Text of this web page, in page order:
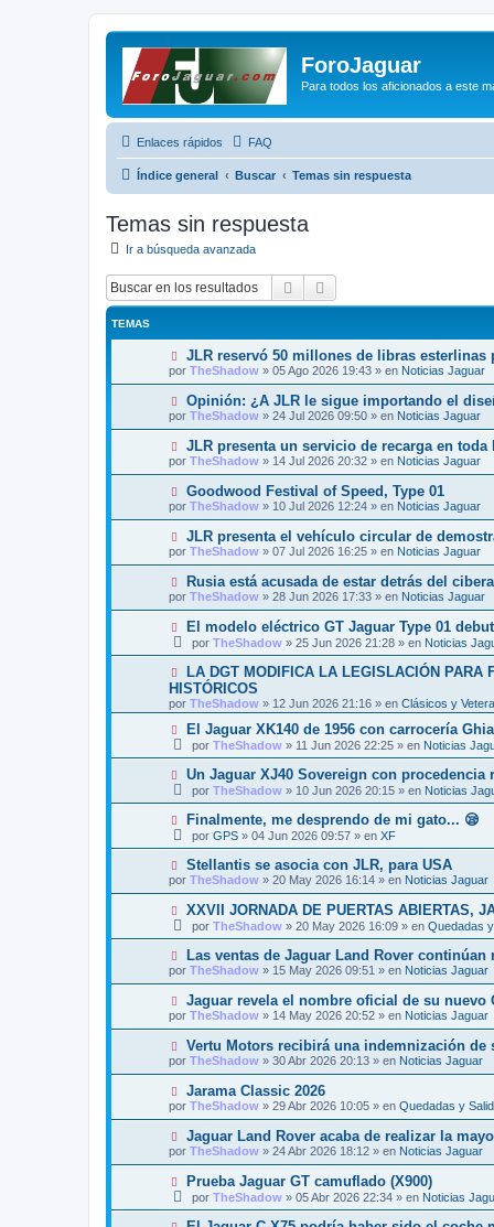
ForoJaguar
Para todos los aficionados a este
Enlaces rápidos FAQ
Índice general Buscar Temas sin respuesta
Temas sin respuesta
Ir a búsqueda avanzada
Buscar
TEMAS
N
u
e
o
m
e
n
s
a
e
JLR reservó 50 millones de libras
por TheShadow » 05 Ago 2026 19:43 » en Noticias Jaguar
N
u
e
o
m
e
n
s
a
e
Opinión: ¿A JLR le sigue importando el
por TheShadow » 24 Jul 2026 09:50 » en Noticias Jaguar
N
u
e
o
m
e
n
s
a
e
JLR presenta un servicio de recarga en toda
por TheShadow » 14 Jul 2026 20:32 » en Noticias Jaguar
N
u
e
o
m
e
s
a
e
Goodwood Festival of Speed, Type 01
por TheShadow » 10 Jul 2026 12:24 » en Noticias Jaguar
N
u
e
v
o
m
e
a
e
JLR presenta el vehículo circular de
por TheShadow » 07 Jul 2026 16:25 » en Noticias Jaguar
N
u
e
v
o
e
s
a
j
e
Rusia está acusada de estar detrás del
por TheShadow » 28 Jun 2026 17:33 » en Noticias Jaguar
N
v
o
m
e
n
j
e
El modelo eléctrico GT Jaguar Type 01
por TheShadow » 25 Jun 2026 21:28 » en Noticias
N
u
e
v
o
m
n
s
j
e
LA DGT MODIFICA LA LEGISLACIÓN PARA
HISTÓRICOS
por TheShadow » 12 Jun 2026 21:16 » en Clásicos y
N
v
o
e
a
e
El Jaguar XK140 de 1956 con carrocería
por TheShadow » 11 Jun 2026 22:25 » en Noticias
N
v
o
e
n
s
a
e
Un Jaguar XJ40 Sovereign con procedencia
por TheShadow » 10 Jun 2026 20:15 » en Noticias
N
v
o
m
e
n
a
e
Finalmente, me desprendo de mi gato... 😪
por GPS » 04 Jun 2026 09:57 » en XF
N
u
e
v
o
e
s
a
e
Stellantis se asocia con JLR, para USA
por TheShadow » 20 May 2026 16:14 » en Noticias Jaguar
N
v
o
m
e
n
s
a
XXVII JORNADA DE PUERTAS ABIERTAS,
por TheShadow » 20 May 2026 16:09 » en Quedadas
N
u
e
o
m
e
n
s
a
e
Las ventas de Jaguar Land Rover
por TheShadow » 15 May 2026 09:51 » en Noticias Jaguar
N
u
e
v
m
e
n
s
a
e
Jaguar revela el nombre oficial de su nuevo
por TheShadow » 14 May 2026 20:52 » en Noticias Jaguar
N
u
e
o
m
e
n
s
a
e
Vertu Motors recibirá una indemnización
por TheShadow » 30 Abr 2026 20:13 » en Noticias Jaguar
N
u
e
o
m
e
a
Jarama Classic 2026
por TheShadow » 29 Abr 2026 10:05 » en Quedadas y
N
u
e
v
o
e
Jaguar Land Rover acaba de realizar la
por TheShadow » 24 Abr 2026 18:12 » en Noticias Jaguar
N
v
Prueba Jaguar GT camuflado (X900)
por TheShadow » 05 Abr 2026 22:34 » en Noticias
N